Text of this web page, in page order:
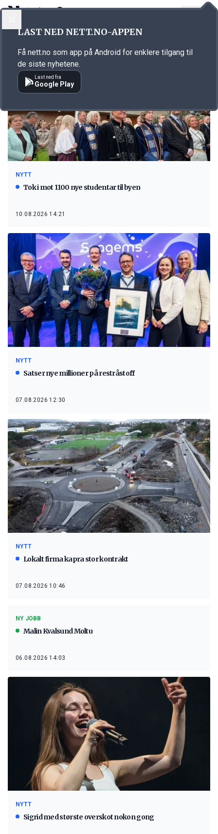
Emne: Ålesund
NYTT
Tok i mot 1100 nye studentar til byen
10.08.2026 14:21
NYTT
Satser nye millioner på restråstoff
07.08.2026 12:30
NYTT
Lokalt firma kapra stor kontrakt
07.08.2026 10:46
NY JOBB
Malin Kvalsund Moltu
06.08.2026 14:03
NYTT
Sigrid med største overskot nokon gong
LAST NED NETT.NO-APPEN
Få nett.no som app på Android for enklere tilgang til
de siste nyhetene.
Last ned fra
Google Play